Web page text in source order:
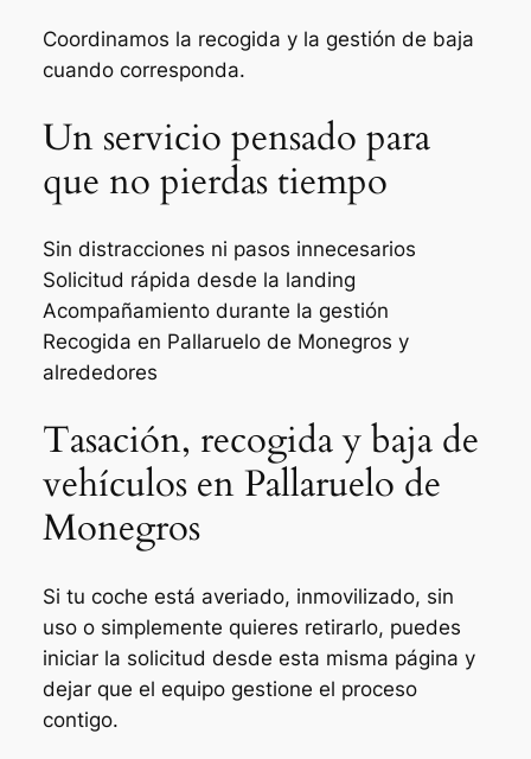
Coordinamos la recogida y la gestión de baja
cuando corresponda.
Un servicio pensado para
que no pierdas tiempo
Sin distracciones ni pasos innecesarios
Solicitud rápida desde la landing
Acompañamiento durante la gestión
Recogida en Pallaruelo de Monegros y
alrededores
Tasación, recogida y baja de
vehículos en Pallaruelo de
Monegros
Si tu coche está averiado, inmovilizado, sin
uso o simplemente quieres retirarlo, puedes
iniciar la solicitud desde esta misma página y
dejar que el equipo gestione el proceso
contigo.